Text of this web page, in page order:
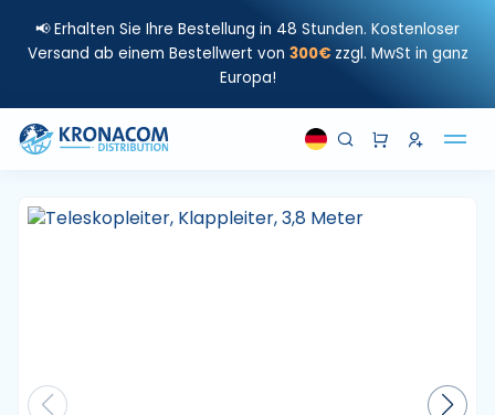
📢 Erhalten Sie Ihre Bestellung in 48 Stunden. Kostenloser
Versand ab einem Bestellwert von 300€ zzgl. MwSt in ganz
Europa!